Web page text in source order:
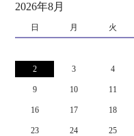
2026年8月
日 月 火
2 3 4
9 10 11
16 17 18
23 24 25